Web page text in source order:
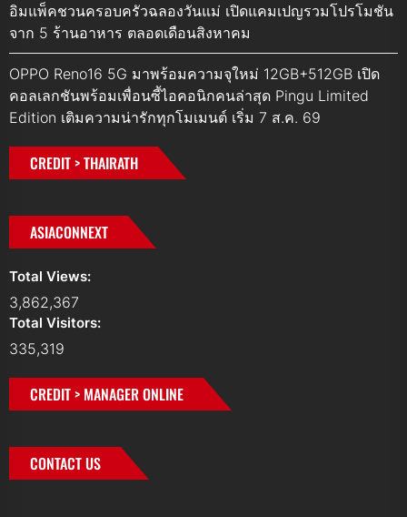
อิมแพ็คชวนครอบครัวฉลองวันแม่ เปิดแคมเปญรวมโปรโมชัน
จาก 5 ร้านอาหาร ตลอดเดือนสิงหาคม
OPPO Reno16 5G มาพร้อมความจุใหม่ 12GB+512GB เปิด
คอลเลกชันพร้อมเพื่อนซี้ไอคอนิกคนล่าสุด Pingu Limited
Edition เติมความน่ารักทุกโมเมนต์ เริ่ม 7 ส.ค. 69
CREDIT > THAIRATH
ASIACONNEXT
Total Views:
3,862,367
Total Visitors:
335,319
CREDIT > MANAGER ONLINE
CONTACT US